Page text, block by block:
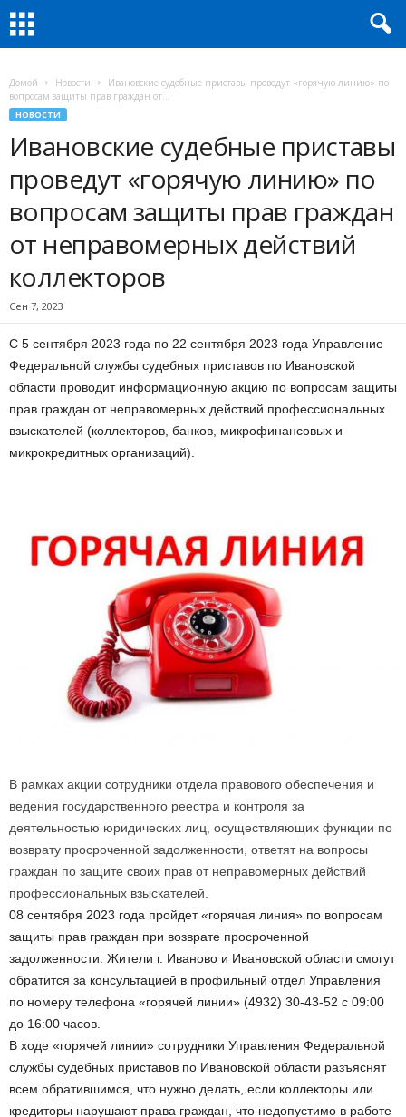
Домой Новости
Ивановские судебные приставы проведут «горячую линию» по
вопросам защиты прав граждан от...
НОВОСТИ
Ивановские судебные приставы
проведут «горячую линию» по
вопросам защиты прав граждан
от неправомерных действий
коллекторов
Сен 7, 2023
С 5 сентября 2023 года по 22 сентября 2023 года Управление
Федеральной службы судебных приставов по Ивановской
области проводит информационную акцию по вопросам защиты
прав граждан от неправомерных действий профессиональных
взыскателей (коллекторов, банков, микрофинансовых и
микрокредитных организаций).
В рамках акции сотрудники отдела правового обеспечения и
ведения государственного реестра и контроля за
деятельностью юридических лиц, осуществляющих функции по
возврату просроченной задолженности, ответят на вопросы
граждан по защите своих прав от неправомерных действий
профессиональных взыскателей.
08 сентября 2023 года пройдет «горячая линия» по вопросам
защиты прав граждан при возврате просроченной
задолженности. Жители г. Иваново и Ивановской области смогут
обратится за консультацией в профильный отдел Управления
по номеру телефона «горячей линии» (4932) 30-43-52 с 09:00
до 16:00 часов.
В ходе «горячей линии» сотрудники Управления Федеральной
службы судебных приставов по Ивановской области разъяснят
всем обратившимся, что нужно делать, если коллекторы или
кредиторы нарушают права граждан, что недопустимо в работе